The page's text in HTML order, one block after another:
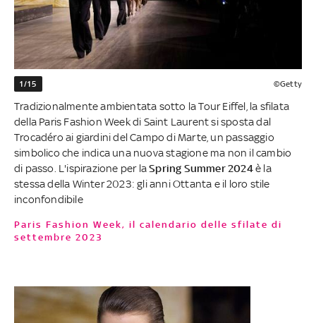
1/15 ©Getty
Tradizionalmente ambientata sotto la Tour Eiffel, la sfilata
della Paris Fashion Week di Saint Laurent si sposta dal
Trocadéro ai giardini del Campo di Marte, un passaggio
simbolico che indica una nuova stagione ma non il cambio
di passo. L'ispirazione per laSpring Summer 2024è la
stessa della Winter 2023: gli anni Ottanta e il loro stile
inconfondibile
Paris Fashion Week, il calendario delle sfilate di
settembre 2023